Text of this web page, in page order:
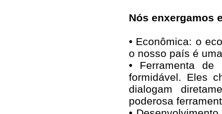
Nós enxergamos
• ⁠Econômica: o
o nosso país é
• Ferramenta
formidável. Eles
dialogam
poderosa